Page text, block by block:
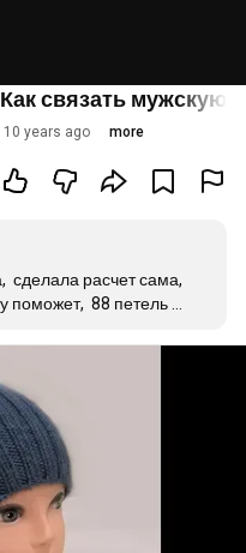
связать мужскую
10 years ago more
сделала расчет сама,
поможет,  88 петель
ланаголд 240 метров в
головы 60,  вязала
112 петель плюс 1
высота шапки 16см до
высота шапки 20 см,
мужу в самый раз,